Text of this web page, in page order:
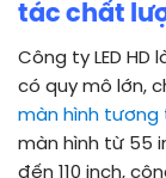
tác chất
Công ty LED
có quy mô lớn,
màn hình tương
màn hình từ 55
đến 110 inch,